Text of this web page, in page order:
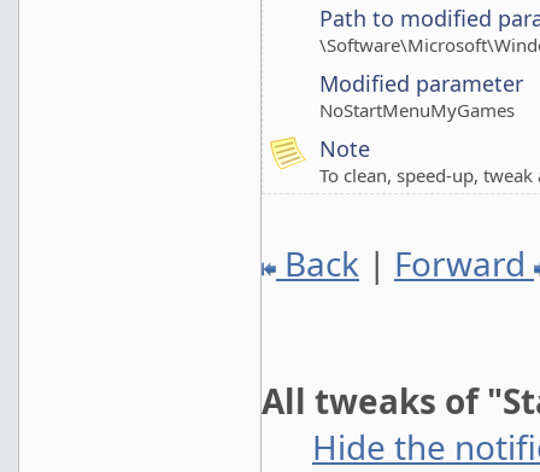
Path to modified
Modified parameter
NoStartMenuMyGames
Note
To clean, speed-up,
Back | Forward
All tweaks of
Hide the